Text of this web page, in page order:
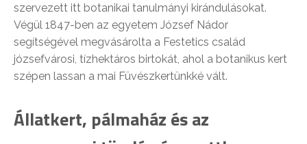
szervezett itt botanikai tanulmányi kirándulásokat.
Végül 1847-ben az egyetem József Nádor
segítségével megvásárolta a Festetics család
józsefvárosi, tízhektáros birtokát, ahol a botanikus kert
szépen lassan a mai Füvészkertünkké vált.
Állatkert, pálmaház és az